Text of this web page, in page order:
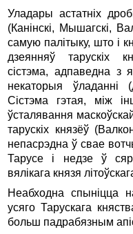
Уладары астатніх
(Канінскі, Мышагскі,
са­мую палітыку, што i
дзеянняў тарускіх
сістэма, адпаведна з
некаторыя ўладанні
Сістэма гэтая, між
ўсталявання
тарускіх князёў
непасрэдна ў свае
Тарусе i недзе ў
вялікага князя
Неабходна спыніцца
уся­го Тарускага
больш падрабязным